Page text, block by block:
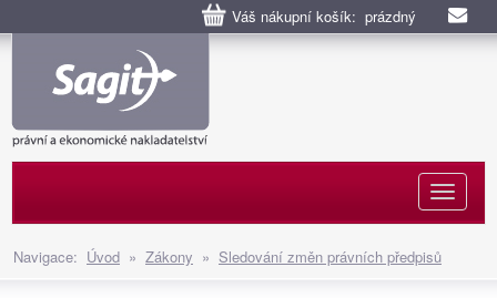
Váš nákupní košík: prázdný
Navigace: Úvod » Zákony » Sledování změn právních předpisů